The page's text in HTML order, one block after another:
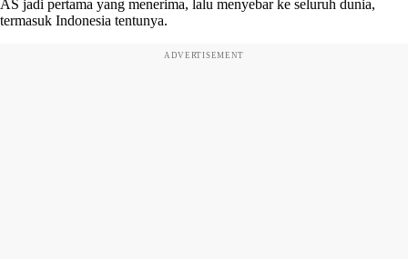
AS jadi pertama yang menerima, lalu menyebar ke seluruh dunia,
termasuk Indonesia tentunya.
ADVERTISEMENT